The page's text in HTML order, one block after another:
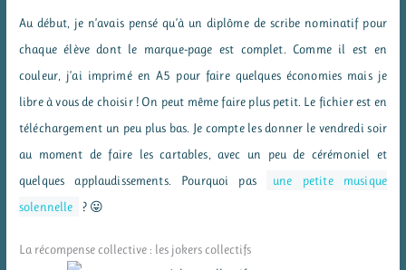
Au début, je n’avais pensé qu’à un diplôme de scribe nominatif pour
chaque élève dont le marque-page est complet. Comme il est en
couleur, j’ai imprimé en A5 pour faire quelques économies mais je
libre à vous de choisir ! On peut même faire plus petit. Le fichier est en
téléchargement un peu plus bas. Je compte les donner le vendredi soir
au moment de faire les cartables, avec un peu de cérémoniel et
quelques applaudissements. Pourquoi pas
une petite musique
solennelle
? 😛
La récompense collective : les jokers collectifs